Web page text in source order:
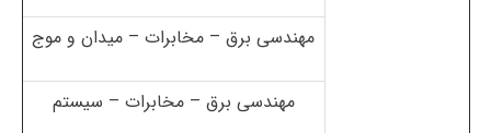
مهندسی برق – مخابرات – میدان و موج
مهندسی برق – مخابرات – سیستم